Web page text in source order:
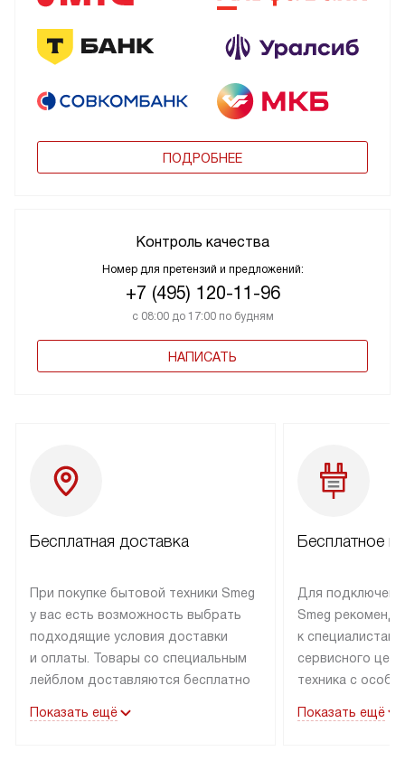
ПОДРОБНЕЕ
Контроль качества
Номер для претензий и предложений:
+7 (495) 120-11-96
с 08:00 до 17:00 по будням
НАПИСАТЬ
Бесплатная доставка
При покупке бытовой техники Smeg
у вас есть возможность выбрать
подходящие условия доставки
и оплаты. Товары со специальным
лейблом доставляются бесплатно
до подъезда. Доставка за пределы
Показать ещё
Бесплатное
Для
Smeg
к специалистам
сервисного
техника с
коммуникациям.
Показать ещё